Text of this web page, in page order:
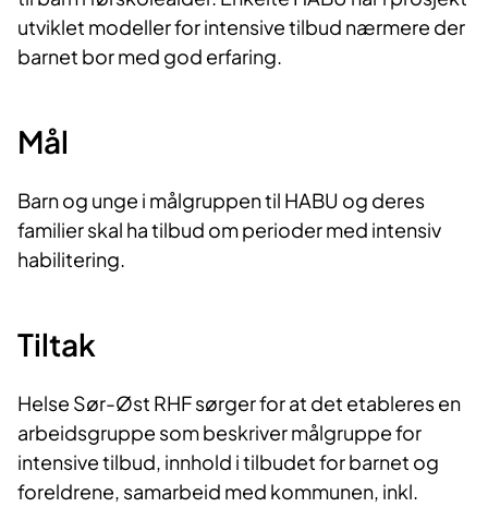
utviklet modeller for intensive tilbud nærmere der
barnet bor med god erfaring.
Mål
Barn og unge i målgruppen til HABU og deres
familier skal ha tilbud om perioder med intensiv
habilitering.
Tiltak
Helse Sør-Øst RHF sørger for at det etableres en
arbeidsgruppe som beskriver målgruppe for
intensive tilbud, innhold i tilbudet for barnet og
foreldrene, samarbeid med kommunen, inkl.